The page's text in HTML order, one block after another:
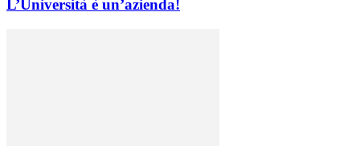
L’Università è un’azienda!